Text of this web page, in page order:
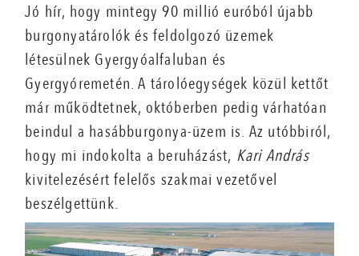
Jó hír, hogy mintegy 90 millió euróból újabb
burgonyatárolók és feldolgozó üzemek
létesülnek Gyergyóalfaluban és
Gyergyóremetén. A tárolóegységek közül kettőt
már működtetnek, októberben pedig várhatóan
beindul a hasábburgonya-üzem is. Az utóbbiról,
hogy mi indokolta a beruházást, Kari András
kivitelezésért felelős szakmai vezetővel
beszélgettünk.